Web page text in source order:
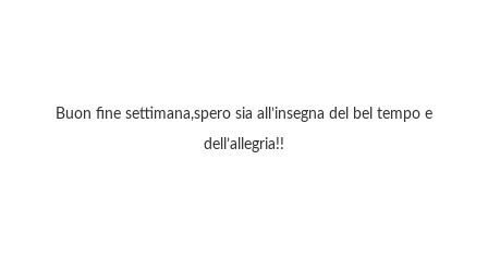
Buon fine settimana,spero sia all’insegna del bel tempo e
dell’allegria!!